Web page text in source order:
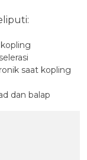
saat kopling
dan balap